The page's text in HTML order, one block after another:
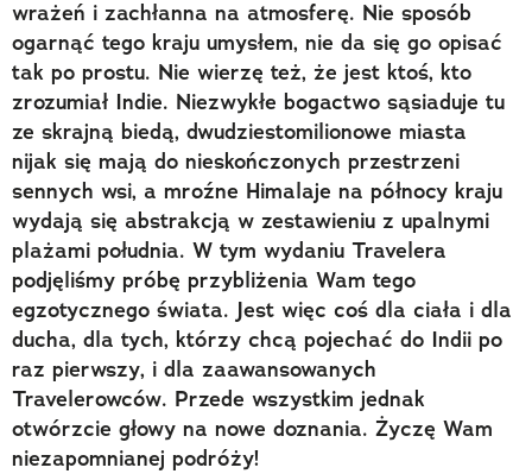
wrażeń i zachłanna na atmosferę. Nie sposób
ogarnąć tego kraju umysłem, nie da się go opisać
tak po prostu. Nie wierzę też, że jest ktoś, kto
zrozumiał Indie. Niezwykłe bogactwo sąsiaduje tu
ze skrajną biedą, dwudziestomilionowe miasta
nijak się mają do nieskończonych przestrzeni
sennych wsi, a mroźne Himalaje na północy kraju
wydają się abstrakcją w zestawieniu z upalnymi
plażami południa. W tym wydaniu Travelera
podjęliśmy próbę przybliżenia Wam tego
egzotycznego świata. Jest więc coś dla ciała i dla
ducha, dla tych, którzy chcą pojechać do Indii po
raz pierwszy, i dla zaawansowanych
Travelerowców. Przede wszystkim jednak
otwórzcie głowy na nowe doznania. Życzę Wam
niezapomnianej podróży!